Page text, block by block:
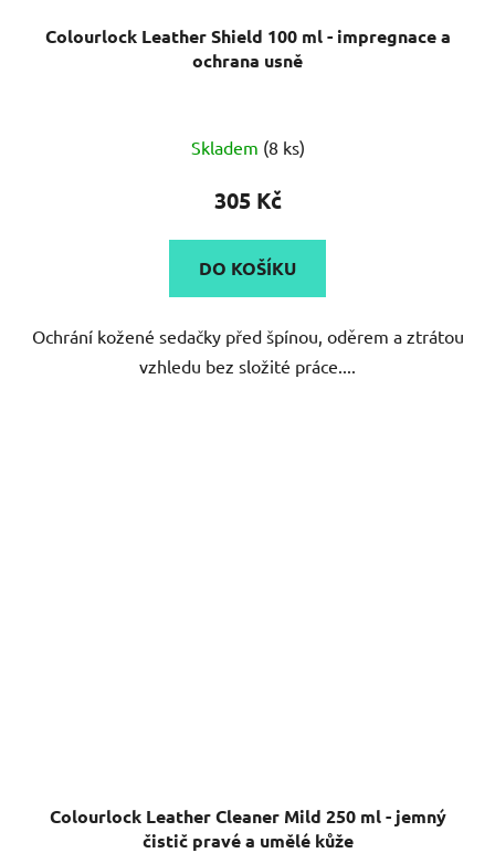
Colourlock Leather Shield 100 ml - impregnace a
ochrana usně
hodnocení
produktu
5,0
z
hvězdiček.
Skladem (8 ks)
305 Kč
DO KOŠÍKU
Ochrání kožené sedačky před špínou, oděrem a ztrátou
vzhledu bez složité práce....
Colourlock Leather Cleaner Mild 250 ml - jemný
čistič pravé a umělé kůže